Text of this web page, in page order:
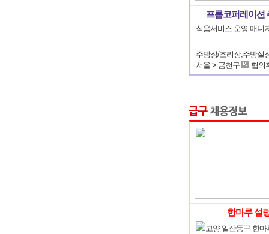
프롬코퍼레이션
식음서비스 운영 매니
서울 > 금천구 협의
한마루 설
고양 일산동구 한마